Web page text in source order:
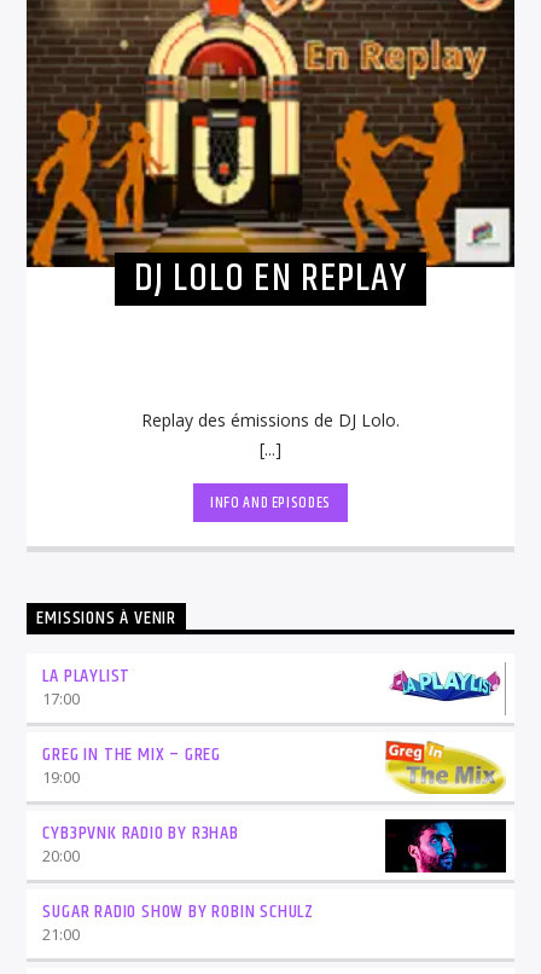
DJ LOLO EN REPLAY
Replay des émissions de DJ Lolo.
[...]
INFO AND EPISODES
EMISSIONS À VENIR
LA PLAYLIST
17:00
GREG IN THE MIX – GREG
19:00
CYB3PVNK RADIO BY R3HAB
20:00
SUGAR RADIO SHOW BY ROBIN SCHULZ
21:00